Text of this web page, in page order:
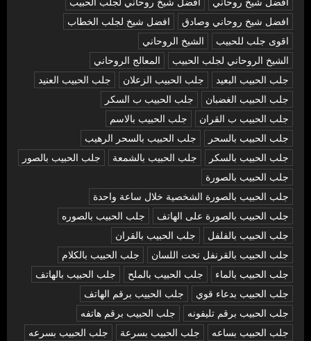
افضل شيخ روحاني وصادق
افضل شيخ لجلب الخطاب
اقوى جلب للحبيب
الشيخ الروحاني
الشيخ الروحاني لجلب الحبيب
المعالج الروحاني
جلب الحبيب البعيد
جلب الحبيب الزعلان
جلب الحبيب العنيد
جلب الحبيب الغضبان
جلب الحبيب ب السكر
جلب الحبيب ب القران
جلب الحبيب بالاسم
جلب الحبيب بالسحر
جلب الحبيب بالسحر الرهيب
جلب الحبيب بالسكر
جلب الحبيب بالشمعة
جلب الحبيب بالصور
جلب الحبيب بالصورة
جلب الحبيب بالصورة الشخصية خلال ساعة واحدة
جلب الحبيب بالصورة على الهاتف
جلب الحبيب بالصوره
جلب الحبيب بالفلفل
جلب الحبيب بالقران
جلب الحبيب بالقرنفل تحت اللسان
جلب الحبيب بالكلام
جلب الحبيب بالماء
جلب الحبيب بالملح
جلب الحبيب بالهاتف
جلب الحبيب بدعاء قوي
جلب الحبيب برقم الهاتف
جلب الحبيب برقم تليفونه
جلب الحبيب برقم هاتفه
جلب الحبيب بساعه
جلب الحبيب بسرعة
جلب الحبيب بسرعه